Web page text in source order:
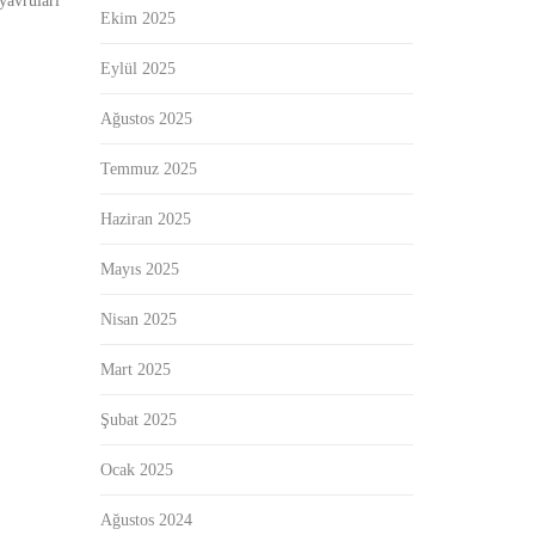
Ekim 2025
Eylül 2025
Ağustos 2025
Temmuz 2025
Haziran 2025
Mayıs 2025
Nisan 2025
Mart 2025
Şubat 2025
Ocak 2025
Ağustos 2024